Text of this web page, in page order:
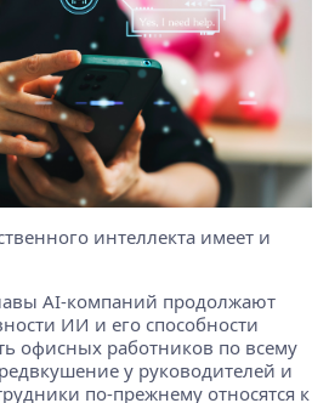
интеллекта имеет и
AI-компаний продолжают
ИИ и его способности
офисных работников по всему
у руководителей и
по-прежнему относятся к